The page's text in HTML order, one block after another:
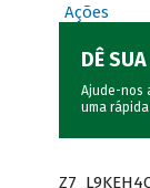
Ações
DÊ
Ajude-nos
uma rápida